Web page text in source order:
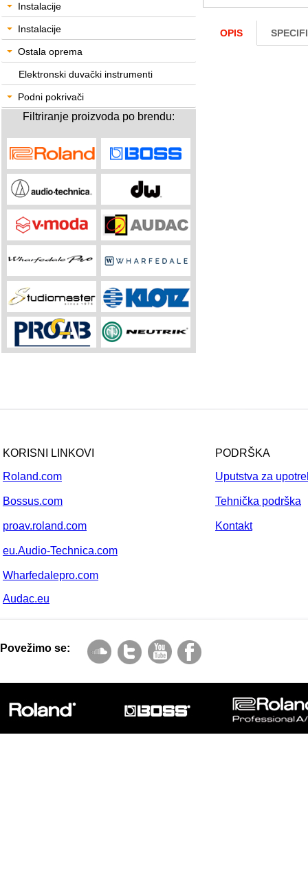
Instalacije
Instalacije
Ostala oprema
Elektronski duvački instrumenti
Podni pokrivači
Filtriranje proizvoda po brendu:
OPIS
KORISNI LINKOVI
Roland.com
Bossus.com
proav.roland.com
eu.Audio-Technica.com
Wharfedalepro.com
Audac.eu
PODRŠKA
Uputstva za
Tehnička podrška
Kontakt
Povežimo se: